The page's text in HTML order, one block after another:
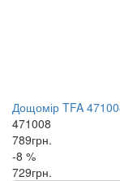
Дощомір TFA
471008
789грн.
-8 %
729грн.